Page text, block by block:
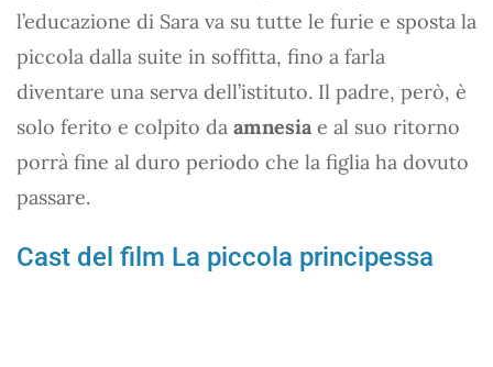
l’educazione di Sara va su tutte le furie e sposta la
piccola dalla suite in soffitta, fino a farla
diventare una serva dell’istituto. Il padre, però, è
solo ferito e colpito da amnesia e al suo ritorno
porrà fine al duro periodo che la figlia ha dovuto
passare.
Cast del film La piccola principessa